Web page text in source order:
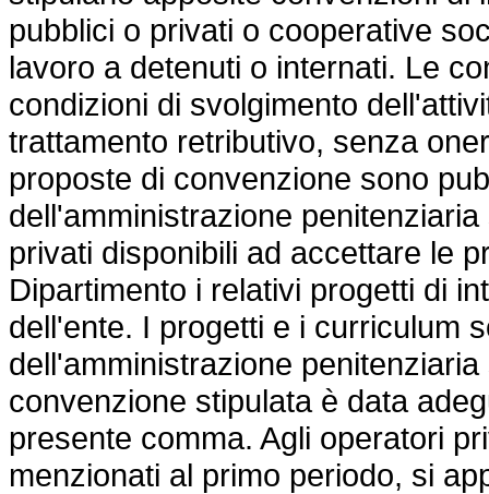
pubblici o privati o cooperative
lavoro a detenuti o internati. Le
condizioni di svolgimento
trattamento retributivo, senza
proposte di convenzione sono
dell'amministrazione
privati disponibili ad accettare le
Dipartimento i relativi progetti di
dell'ente. I progetti e i curriculum
dell'amministrazione
convenzione stipulata è data
presente comma. Agli operatori
menzionati al primo periodo, si